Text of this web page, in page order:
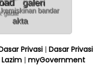
Privasi| Dasar Privasi
| myGovernment